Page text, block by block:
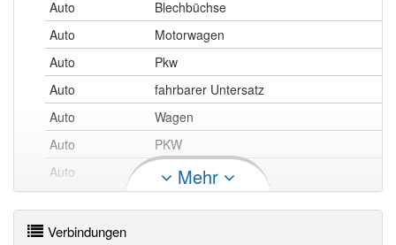
Dativ
dem
Auto
Genitiv
des
Autos
Dativ
Genitiv
Nominativ
das
Auto
Akkusativ
Nominativ
Autos
Auto
Blechbüchse
Auto
Motorwagen
Auto
Pkw
Auto
fahrbarer Untersatz
Auto
Wagen
Auto
PKW
Auto
Automobil
Mehr
Verbindungen